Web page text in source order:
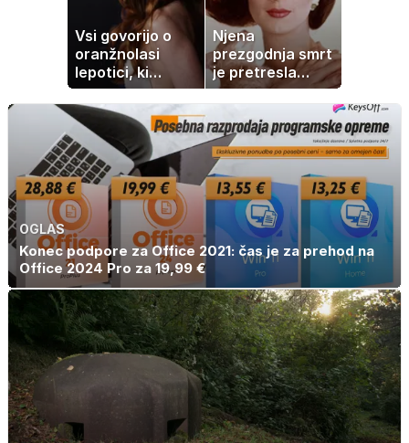
Vsi govorijo o
oranžnolasi
lepotici, ki
navdušuje s
skrivnostno
vlogo
Njena
prezgodnja smrt
je pretresla
modni svet: za
slavo se je
skrivala
tragedija
OGLAS
Konec podpore za Office 2021: čas je za prehod na
Office 2024 Pro za 19,99 €